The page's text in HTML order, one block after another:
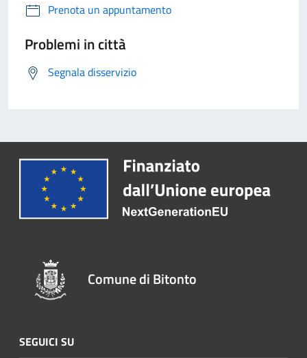
Prenota un appuntamento
Problemi in città
Segnala disservizio
Comune di Bitonto
SEGUICI SU